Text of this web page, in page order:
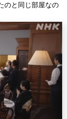
のと同じ部屋なの